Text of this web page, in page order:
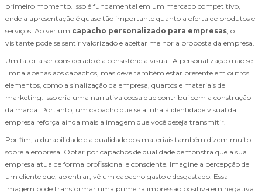
primeiro momento. Isso é fundamental em um mercado competitivo,
onde a apresentação é quase tão importante quanto a oferta de produtos e
serviços. Ao ver um capacho personalizado para empresas, o
visitante pode se sentir valorizado e aceitar melhor a proposta da empresa.
Um fator a ser considerado é a consistência visual. A personalização não se
limita apenas aos capachos, mas deve também estar presente em outros
elementos, como a sinalização da empresa, quartos e materiais de
marketing. Isso cria uma narrativa coesa que contribui com a construção
da marca. Portanto, um capacho que se alinha à identidade visual da
empresa reforça ainda mais a imagem que você deseja transmitir.
Por fim, a durabilidade e a qualidade dos materiais também dizem muito
sobre a empresa. Optar por capachos de qualidade demonstra que a sua
empresa atua de forma profissional e consciente. Imagine a percepção de
um cliente que, ao entrar, vê um capacho gasto e desgastado. Essa
imagem pode transformar uma primeira impressão positiva em negativa